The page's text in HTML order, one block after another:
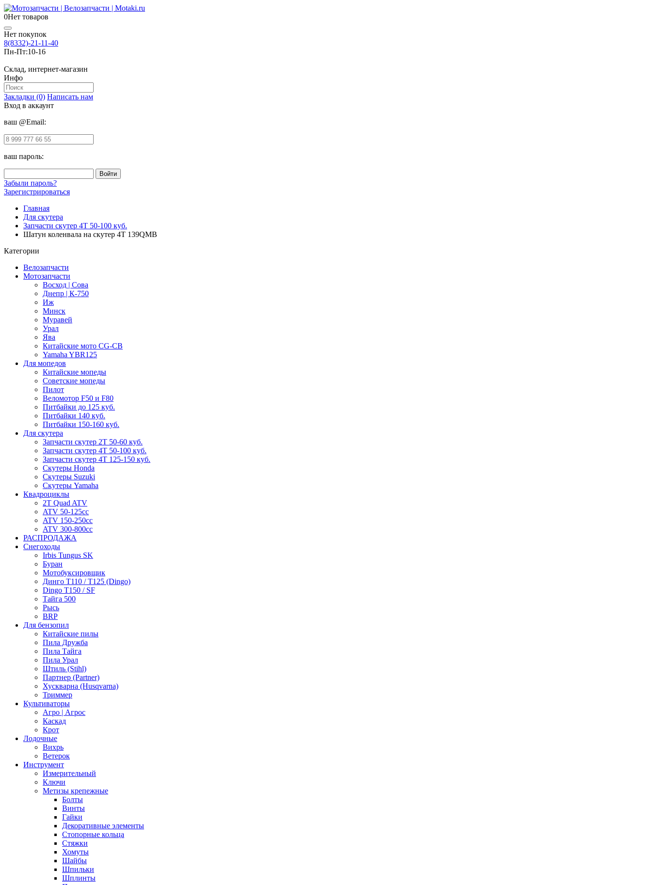
0Нет товаров
Нет покупок
8(8332)-21-11-40
Пн-Пт:10-16
Склад, интернет-магазин
Инфо
Закладки (0) Написать нам
Вход в аккаунт
ваш @Email:
ваш пароль:
Забыли пароль?
Зарегистрироваться
Главная
Для скутера
Запчасти скутер 4Т 50-100 куб.
Шатун коленвала на скутер 4T 139QMB
Категории
Велозапчасти
Мотозапчасти
Восход | Сова
Днепр | К-750
Иж
Минск
Муравей
Урал
Ява
Китайские мото CG-CB
Yamaha YBR125
Для мопедов
Китайские мопеды
Советские мопеды
Пилот
Веломотор F50 и F80
Питбайки до 125 куб.
Питбайки 140 куб.
Питбайки 150-160 куб.
Для скутера
Запчасти скутер 2Т 50-60 куб.
Запчасти скутер 4Т 50-100 куб.
Запчасти скутер 4Т 125-150 куб.
Скутеры Honda
Скутеры Suzuki
Скутеры Yamaha
Квадроциклы
2T Quad ATV
ATV 50-125cc
ATV 150-250cc
ATV 300-800cc
РАСПРОДАЖА
Снегоходы
Irbis Tungus SK
Буран
Мотобуксировщик
Динго T110 / T125 (Dingo)
Dingo T150 / SF
Тайга 500
Рысь
BRP
Для бензопил
Китайские пилы
Пила Дружба
Пила Тайга
Пила Урал
Штиль (Stihl)
Партнер (Partner)
Хускварна (Husqvarna)
Триммер
Культиваторы
Агро | Агрос
Каскад
Крот
Лодочные
Вихрь
Ветерок
Инструмент
Измерительный
Ключи
Метизы крепежные
Болты
Винты
Гайки
Декоративные элементы
Стопорные кольца
Стяжки
Хомуты
Шайбы
Шпильки
Шплинты